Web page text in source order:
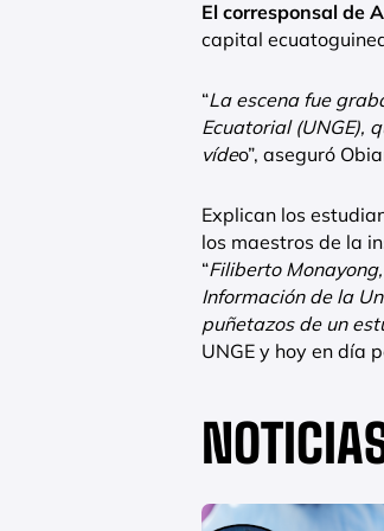
El corresponsal de
capital
“La escena fue
Ecuatorial (UNGE),
vídeo”, aseguró
Explican los
los maestros de la
“Filiberto
Información de la
puñetazos de un
UNGE y hoy en día